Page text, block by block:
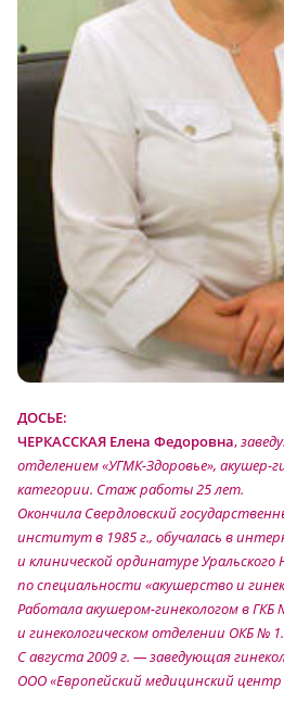
ДОСЬЕ:
ЧЕРКАССКАЯ Елена Федоровна,
отделением «УГМК-Здоровье», акушер-
категории. Стаж работы 25 лет.
Окончила Свердловский
институт в 1985 г., обучалась в
и клинической ординатуре
по специальности «акушерство и
Работала акушером-гинекологом в
и гинекологическом отделении ОКБ № 1.
С августа 2009 г. — заведующая
ООО «Европейский медицинский центр